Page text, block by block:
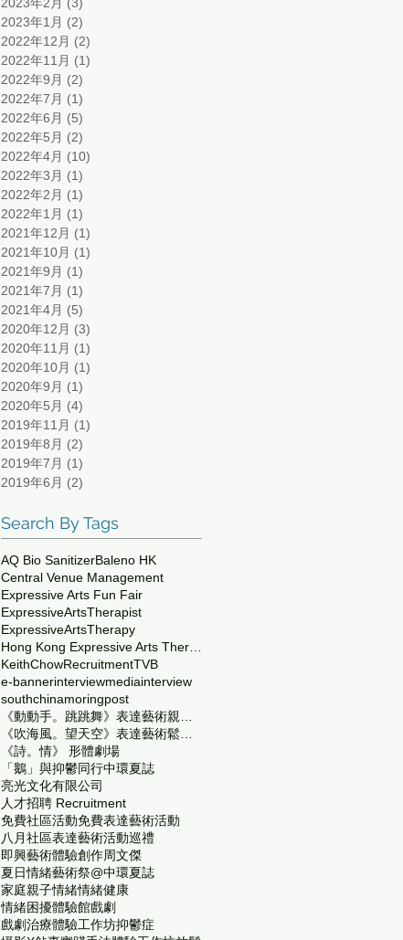
2023年2月 (3)
2023年1月 (2)
2022年12月 (2)
2022年11月 (1)
2022年9月 (2)
2022年7月 (1)
2022年6月 (5)
2022年5月 (2)
2022年4月 (10)
2022年3月 (1)
2022年2月 (1)
2022年1月 (1)
2021年12月 (1)
2021年10月 (1)
2021年9月 (1)
2021年7月 (1)
2021年4月 (5)
2020年12月 (3)
2020年11月 (1)
2020年10月 (1)
2020年9月 (1)
2020年5月 (4)
2019年11月 (1)
2019年8月 (2)
2019年7月 (1)
2019年6月 (2)
Search By Tags
AQ Bio SanitizerBaleno HK
Central Venue Management
Expressive Arts Fun Fair
ExpressiveArtsTherapist
ExpressiveArtsTherapy
Hong Kong Expressive Arts Therapy Service Center
KeithChowRecruitmentTVB
e-bannerinterviewmediainterview
southchinamoringpost
《動動手。跳跳舞》表達藝術親子鬆一鬆
《吹海風。望天空》表達藝術鬆一鬆
《詩。情》 形體劇場
「鵝」與抑鬱同行中環夏誌
亮光文化有限公司
人才招聘 Recruitment
免費社區活動免費表達藝術活動
八月社區表達藝術活動巡禮
即興藝術體驗創作周文傑
夏日情緒藝術祭@中環夏誌
家庭親子情緒情緒健康
情緒困擾體驗館戲劇
戲劇治療體驗工作坊抑鬱症